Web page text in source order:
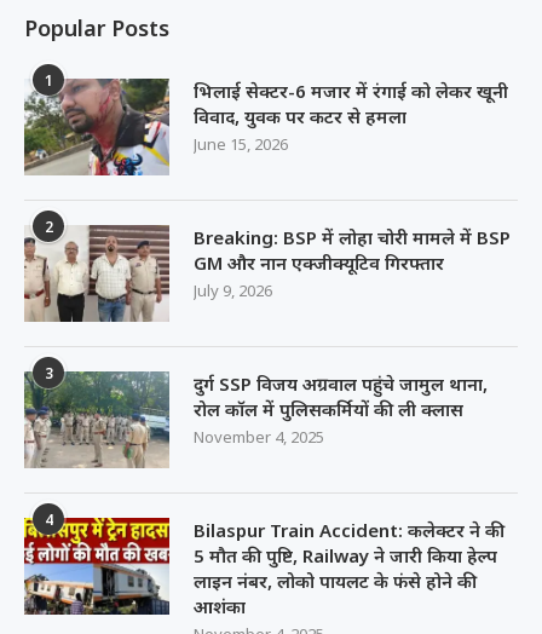
Popular Posts
1
भिलाई सेक्टर-6 मजार में रंगाई को लेकर खूनी
विवाद, युवक पर कटर से हमला
June 15, 2026
2
Breaking: BSP में लोहा चोरी मामले में BSP
GM और नान एक्जीक्यूटिव गिरफ्तार
July 9, 2026
3
दुर्ग SSP विजय अग्रवाल पहुंचे जामुल थाना,
रोल कॉल में पुलिसकर्मियों की ली क्लास
November 4, 2025
4
Bilaspur Train Accident: कलेक्टर ने की
5 मौत की पुष्टि, Railway ने जारी किया हेल्प
लाइन नंबर, लोको पायलट के फंसे होने की
आशंका